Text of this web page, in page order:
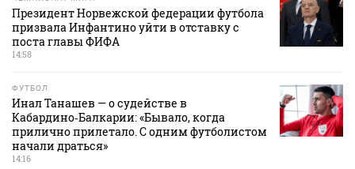
Президент Норвежской федерации футбола
призвала Инфантино уйти в отставку с
поста главы ФИФА
14:58
ФУТБОЛ
Инал Танашев — о судействе в
Кабардино‑Балкарии: «Бывало, когда
прилично прилетало. С одним футболистом
начали драться»
14:16